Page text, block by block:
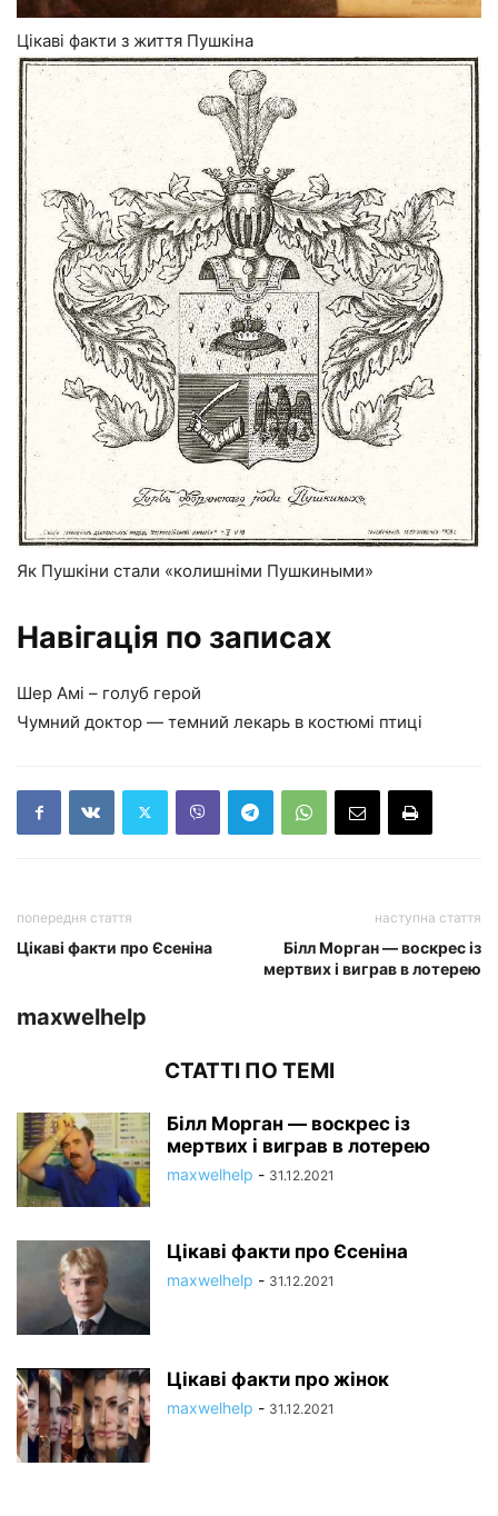
Цікаві факти з життя Пушкіна
Як Пушкіни стали «колишніми Пушкиными»
Навігація по записах
Шер Амі – голуб герой
Чумний доктор — темний лекарь в костюмі птиці
попередня стаття
Цікаві факти про Єсеніна
наступна стаття
Білл Морган — воскрес із
мертвих і виграв в лотерею
maxwelhelp
СТАТТІ ПО ТЕМІ
Білл Морган — воскрес із
мертвих і виграв в лотерею
maxwelhelp - 31.12.2021
Цікаві факти про Єсеніна
maxwelhelp - 31.12.2021
Цікаві факти про жінок
maxwelhelp - 31.12.2021